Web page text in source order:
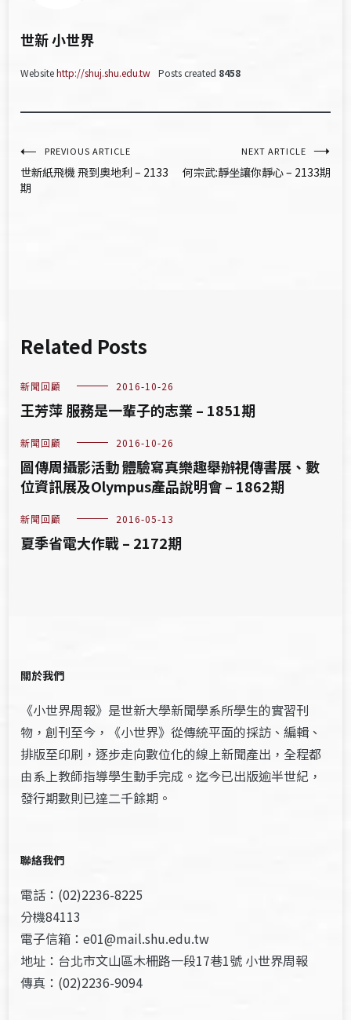
世新 小世界
Websitehttp://shuj.shu.edu.tw Posts created 8458
文
章
PREVIOUS ARTICLE
世新紙飛機 飛到奧地利 – 2133
期
NEXT ARTICLE
何宗武:靜坐讓你靜心 – 2133期
Related Posts
新聞回顧 2016-10-26
王芳萍 服務是一輩子的志業 – 1851期
新聞回顧 2016-10-26
圖傳周攝影活動 體驗寫真樂趣舉辦視傳書展、數
位資訊展及Olympus產品說明會 – 1862期
新聞回顧 2016-05-13
夏季省電大作戰 – 2172期
關於我們
《小世界周報》是世新大學新聞學系所學生的實習刊
物，創刊至今，《小世界》從傳統平面的採訪、編輯、
排版至印刷，逐步走向數位化的線上新聞產出，全程都
由系上教師指導學生動手完成。迄今已出版逾半世紀，
發行期數則已達二千餘期。
聯絡我們
電話：(02)2236-8225
分機84113
電子信箱：e01@mail.shu.edu.tw
地址：台北市文山區木柵路一段17巷1號 小世界周報
傳真：(02)2236-9094